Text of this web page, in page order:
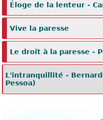
Éloge de la lenteur -
Vive la paresse
Le droit à la paresse -
L'intranquillité -
Pessoa)